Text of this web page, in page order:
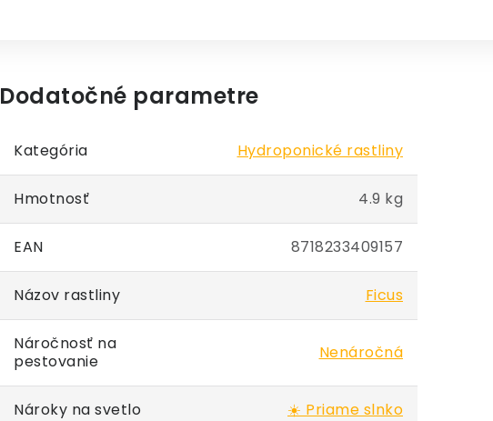
Dodatočné parametre
Kategória Hydroponické rastliny
Hmotnosť 4.9 kg
EAN 8718233409157
Názov rastliny Ficus
Náročnosť na
pestovanie
Nenáročná
Nároky na svetlo ☀️ Priame slnko